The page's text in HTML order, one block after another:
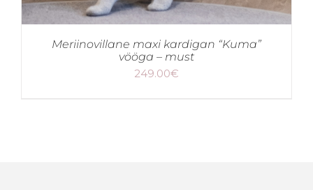
Meriinovillane maxi kardigan “Kuma”
vööga – must
249.00€